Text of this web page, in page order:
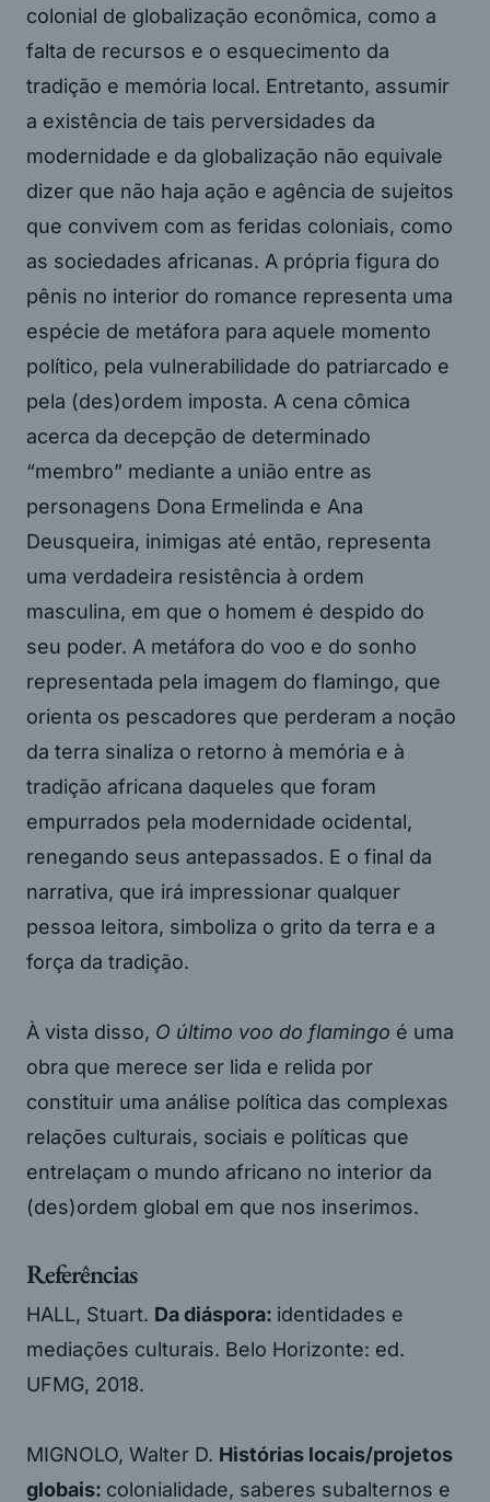
colonial de globalização econômica, como a
falta de recursos e o esquecimento da
tradição e memória local. Entretanto, assumir
a existência de tais perversidades da
modernidade e da globalização não equivale
dizer que não haja ação e agência de sujeitos
que convivem com as feridas coloniais, como
as sociedades africanas. A própria figura do
pênis no interior do romance representa uma
espécie de metáfora para aquele momento
político, pela vulnerabilidade do patriarcado e
pela (des)ordem imposta. A cena cômica
acerca da decepção de determinado
“membro” mediante a união entre as
personagens Dona Ermelinda e Ana
Deusqueira, inimigas até então, representa
uma verdadeira resistência à ordem
masculina, em que o homem é despido do
seu poder. A metáfora do voo e do sonho
representada pela imagem do flamingo, que
orienta os pescadores que perderam a noção
da terra sinaliza o retorno à memória e à
tradição africana daqueles que foram
empurrados pela modernidade ocidental,
renegando seus antepassados. E o final da
narrativa, que irá impressionar qualquer
pessoa leitora, simboliza o grito da terra e a
força da tradição.
À vista disso, O último voo do flamingo é uma
obra que merece ser lida e relida por
constituir uma análise política das complexas
relações culturais, sociais e políticas que
entrelaçam o mundo africano no interior da
(des)ordem global em que nos inserimos.
Referências
HALL, Stuart. Da diáspora: identidades e
mediações culturais. Belo Horizonte: ed.
UFMG, 2018.
MIGNOLO, Walter D. Histórias locais/projetos
globais: colonialidade, saberes subalternos e